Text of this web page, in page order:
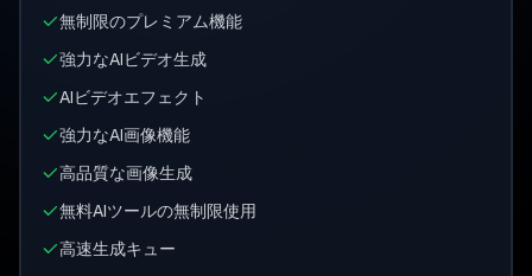
無制限のプレミアム機能
強力なAIビデオ生成
AIビデオエフェクト
強力なAI画像機能
高品質な画像生成
無料AIツールの無制限使用
高速生成キュー